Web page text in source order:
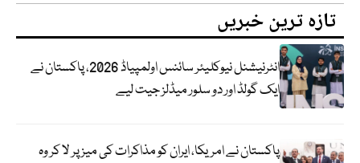
تازہ ترین خبریں
انٹرنیشنل نیوکلیئر سائنس اولمپیاڈ 2026، پاکستان نے
ایک گولڈ اور دو سلور میڈلز جیت لیے
پاکستان نے امریکا، ایران کو مذاکرات کی میز پر لا کر وہ